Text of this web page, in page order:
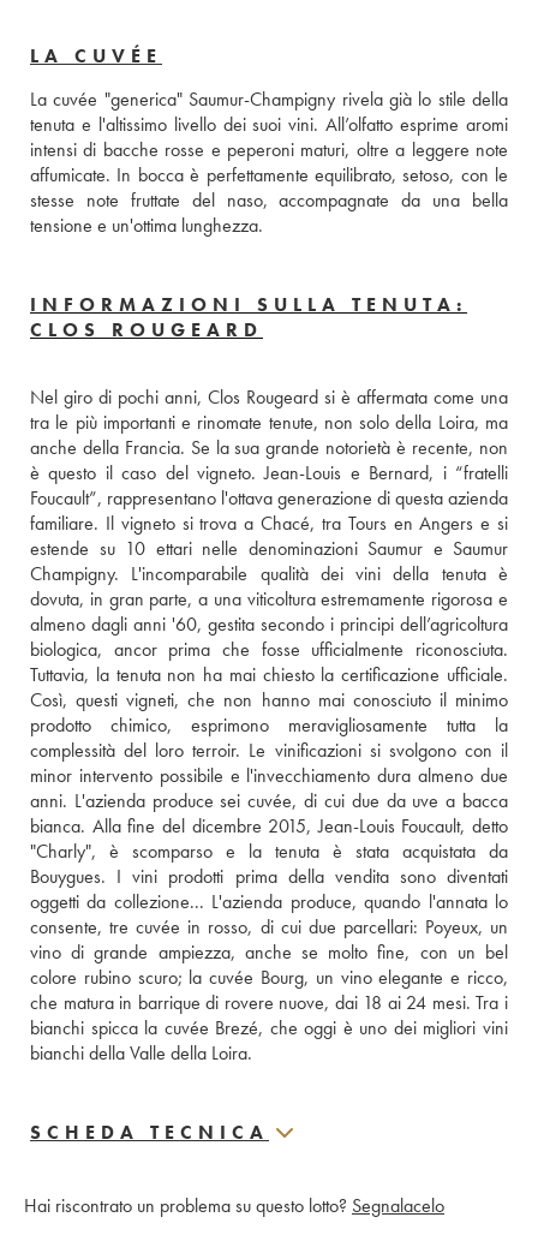
LA CUVÉE
La cuvée "generica" Saumur-Champigny rivela già lo stile della
tenuta e l'altissimo livello dei suoi vini. All’olfatto esprime aromi
intensi di bacche rosse e peperoni maturi, oltre a leggere note
affumicate. In bocca è perfettamente equilibrato, setoso, con le
stesse note fruttate del naso, accompagnate da una bella
tensione e un'ottima lunghezza.
INFORMAZIONI SULLA TENUTA:
CLOS ROUGEARD
Nel giro di pochi anni, Clos Rougeard si è affermata come una
tra le più importanti e rinomate tenute, non solo della Loira, ma
anche della Francia. Se la sua grande notorietà è recente, non
è questo il caso del vigneto. Jean-Louis e Bernard, i “fratelli
Foucault”, rappresentano l'ottava generazione di questa azienda
familiare. Il vigneto si trova a Chacé, tra Tours en Angers e si
estende su 10 ettari nelle denominazioni Saumur e Saumur
Champigny. L'incomparabile qualità dei vini della tenuta è
dovuta, in gran parte, a una viticoltura estremamente rigorosa e
almeno dagli anni '60, gestita secondo i principi dell’agricoltura
biologica, ancor prima che fosse ufficialmente riconosciuta.
Tuttavia, la tenuta non ha mai chiesto la certificazione ufficiale.
Così, questi vigneti, che non hanno mai conosciuto il minimo
prodotto chimico, esprimono meravigliosamente tutta la
complessità del loro terroir. Le vinificazioni si svolgono con il
minor intervento possibile e l'invecchiamento dura almeno due
anni. L'azienda produce sei cuvée, di cui due da uve a bacca
bianca. Alla fine del dicembre 2015, Jean-Louis Foucault, detto
"Charly", è scomparso e la tenuta è stata acquistata da
Bouygues. I vini prodotti prima della vendita sono diventati
oggetti da collezione... L'azienda produce, quando l'annata lo
consente, tre cuvée in rosso, di cui due parcellari: Poyeux, un
vino di grande ampiezza, anche se molto fine, con un bel
colore rubino scuro; la cuvée Bourg, un vino elegante e ricco,
che matura in barrique di rovere nuove, dai 18 ai 24 mesi. Tra i
bianchi spicca la cuvée Brezé, che oggi è uno dei migliori vini
bianchi della Valle della Loira.
SCHEDA TECNICA
Hai riscontrato un problema su questo lotto? Segnalacelo